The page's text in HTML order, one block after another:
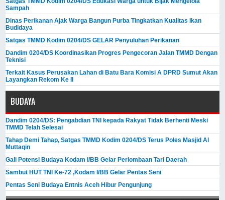
Sampah
Dinas Perikanan Ajak Warga Bangun Purba Tingkatkan Kualitas Ikan
Budidaya
Satgas TMMD Kodim 0204/DS GELAR Penyuluhan Perikanan
Dandim 0204/DS Koordinasikan Progres Pengecoran Jalan TMMD Dengan
Teknisi
Terkait Kasus Perusakan Lahan di Batu Bara Komisi A DPRD Sumut Akan
Layangkan Rekom Ke II
BUDAYA
Dandim 0204/DS: Pengabdian TNI kepada Rakyat Tidak Berhenti Meski ​
TMMD Telah Selesai
Tahap Demi Tahap, Satgas TMMD Kodim 0204/DS Terus Poles Masjid Al
Muttaqin
Gali Potensi Budaya Kodam I/BB Gelar Perlombaan Tari Daerah
Sambut HUT TNI Ke-72 ,Kodam I/BB Gelar Pentas Seni
Pentas Seni Budaya Entnis Aceh Hibur Pengunjung